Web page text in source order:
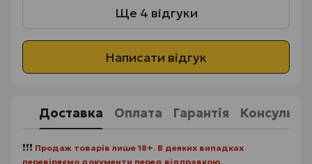
Ще 4 відгуки
Написати відгук
Доставка Оплата Гарантія
❗❗❗ Продаж товарів лише 18+. В деяких випадках
перевіряємо документи перед відправкою.